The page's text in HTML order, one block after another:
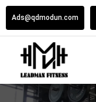
Ads@qdmodun.com